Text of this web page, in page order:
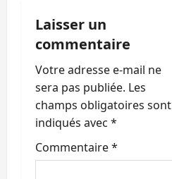
t
i
o
n
d
’
Laisser un
commentaire
Votre adresse e-mail ne
sera pas publiée. Les
champs obligatoires sont
indiqués avec *
Commentaire*